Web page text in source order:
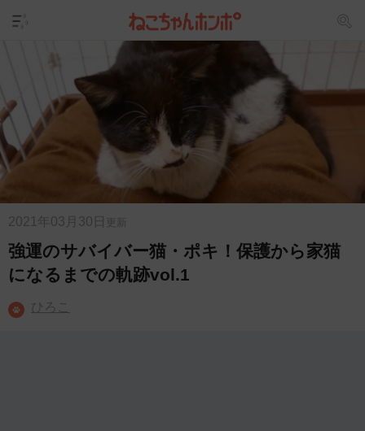
2021年03月30日 更新
強運のサバイバー猫・ポキ！保護から家猫
になるまでの軌跡vol.1
ひろこ